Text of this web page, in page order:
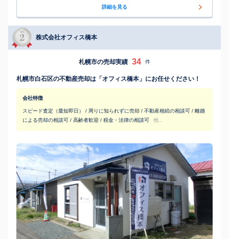
詳細を見る
株式会社オフィス橋本
札幌市の売却実績 34 件
札幌市白石区の不動産売却は「オフィス橋本」にお任せください！
会社特徴
スピード査定（最短即日） / 周りに知られずに売却 / 不動産相続の相談可 / 離婚
による売却の相談可 / 高齢者歓迎 / 税金・法律の相談可
他...